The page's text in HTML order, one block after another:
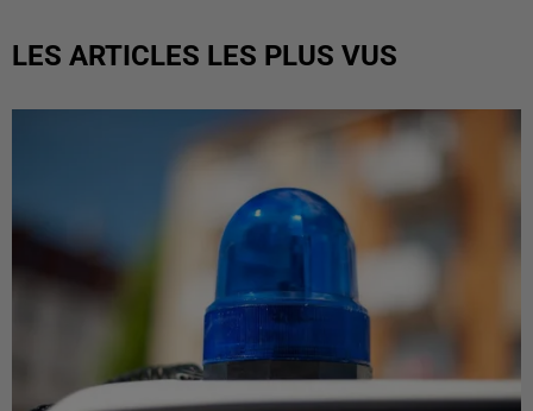
LES ARTICLES LES PLUS VUS